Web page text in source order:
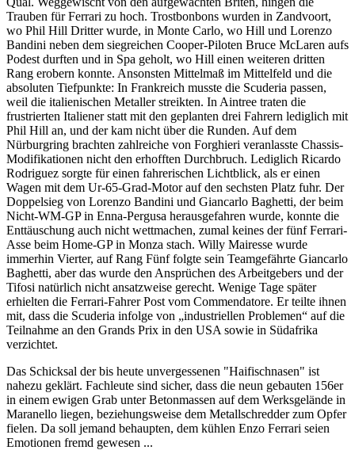
Trauben für Ferrari zu hoch. Trostbonbons wurden in Zandvoort,
wo Phil Hill Dritter wurde, in Monte Carlo, wo Hill und Lorenzo
Bandini neben dem siegreichen Cooper-Piloten Bruce McLaren aufs
Podest durften und in Spa geholt, wo Hill einen weiteren dritten
Rang erobern konnte. Ansonsten Mittelmaß im Mittelfeld und die
absoluten Tiefpunkte: In Frankreich musste die Scuderia passen,
weil die italienischen Metaller streikten. In Aintree traten die
frustrierten Italiener statt mit den geplanten drei Fahrern lediglich mit
Phil Hill an, und der kam nicht über die Runden. Auf dem
Nürburgring brachten zahlreiche von Forghieri veranlasste Chassis-
Modifikationen nicht den erhofften Durchbruch. Lediglich Ricardo
Rodriguez sorgte für einen fahrerischen Lichtblick, als er einen
Wagen mit dem Ur-65-Grad-Motor auf den sechsten Platz fuhr. Der
Doppelsieg von Lorenzo Bandini und Giancarlo Baghetti, der beim
Nicht-WM-GP in Enna-Pergusa herausgefahren wurde, konnte die
Enttäuschung auch nicht wettmachen, zumal keines der fünf Ferrari-
Asse beim Home-GP in Monza stach. Willy Mairesse wurde
immerhin Vierter, auf Rang Fünf folgte sein Teamgefährte Giancarlo
Baghetti, aber das wurde den Ansprüchen des Arbeitgebers und der
Tifosi natürlich nicht ansatzweise gerecht. Wenige Tage später
erhielten die Ferrari-Fahrer Post vom Commendatore. Er teilte ihnen
mit, dass die Scuderia infolge von „industriellen Problemen“ auf die
Teilnahme an den Grands Prix in den USA sowie in Südafrika
verzichtet.
Das Schicksal der bis heute unvergessenen "Haifischnasen" ist
nahezu geklärt. Fachleute sind sicher, dass die neun gebauten 156er
in einem ewigen Grab unter Betonmassen auf dem Werksgelände in
Maranello liegen, beziehungsweise dem Metallschredder zum Opfer
fielen. Da soll jemand behaupten, dem kühlen Enzo Ferrari seien
Emotionen fremd gewesen ...